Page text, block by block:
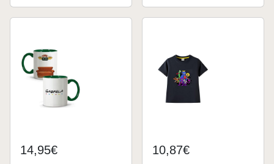
Monica en Friends
14,95€ 10,87€